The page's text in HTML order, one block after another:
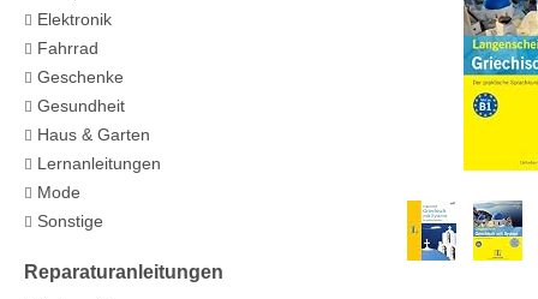
Elektronik
Fahrrad
Geschenke
Gesundheit
Haus & Garten
Lernanleitungen
Mode
Sonstige
Reparaturanleitungen